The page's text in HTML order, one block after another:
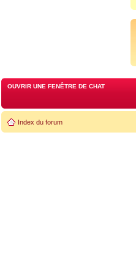
OUVRIR UNE FENÊTRE DE CHAT
Index du forum